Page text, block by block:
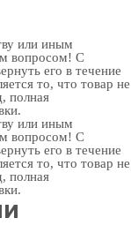
или иным
вопросом! С
его в течение
то, что товар не
полная
или иным
вопросом! С
его в течение
то, что товар не
полная